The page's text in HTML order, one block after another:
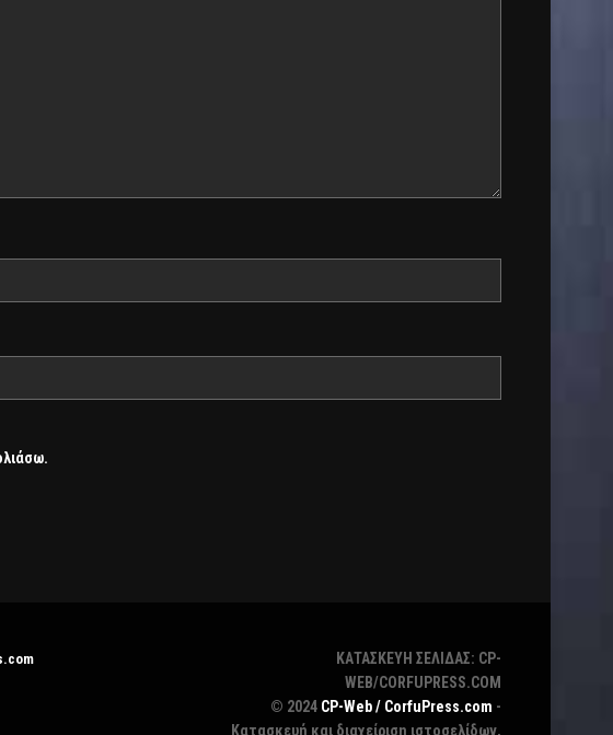
ΚΑΤΑΣΚΕΥΗ ΣΕΛΙΔΑΣ: CP-
WEB/CORFUPRESS.COM
© 2024 CP-Web / CorfuPress.com -
Κατασκευή και διαχείριση ιστοσελίδων,